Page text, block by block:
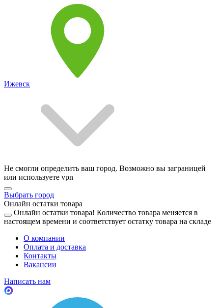
Ижевск
Не смогли определить ваш город. Возможно вы заграницей
или используете vpn
Выбрать город
Онлайн остатки товара
Онлайн остатки товара! Количество товара меняется в
настоящем времени и соответствует остатку товара на складе
О компании
Оплата и доставка
Контакты
Вакансии
Написать нам